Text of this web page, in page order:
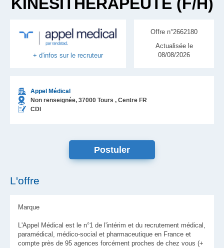
+ d'infos sur le recruteur
Appel Médical
Non renseignée, 37000 Tours , Centre FR
CDI
Offre n°2662180
Actualisée le
08/08/2026
L'offre
Marque
L'Appel Médical est le n°1 de l'intérim et du recrutement médical,
paramédical, médico-social et pharmaceutique en France et
compte près de 95 agences forcément proches de chez vous (+